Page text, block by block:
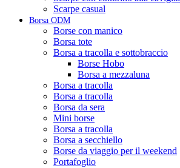
Scarpe casual
Borsa ODM
Borse con manico
Borsa tote
Borsa a tracolla e sottobraccio
Borse Hobo
Borsa a mezzaluna
Borsa a tracolla
Borsa a tracolla
Borsa da sera
Mini borse
Borsa a tracolla
Borsa a secchiello
Borse da viaggio per il weekend
Portafoglio